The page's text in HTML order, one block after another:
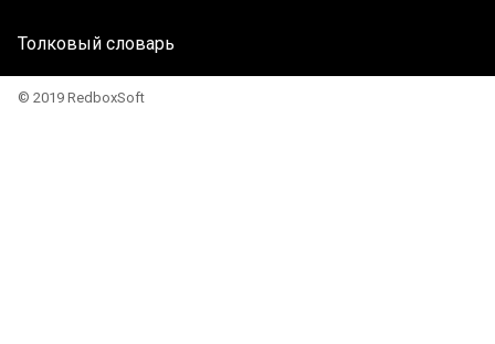
Толковый словарь
© 2019 RedboxSoft